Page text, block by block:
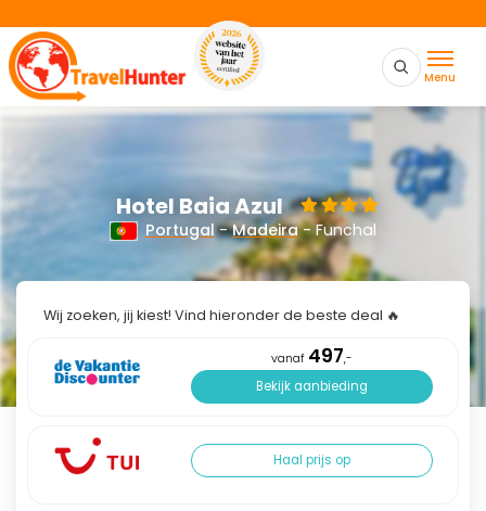
Menu
Hotel Baia Azul
Portugal-Madeira- Funchal
Wij zoeken, jij kiest! Vind hieronder de beste deal 🔥
vanaf 497,-
Bekijk aanbieding
Haal prijs op